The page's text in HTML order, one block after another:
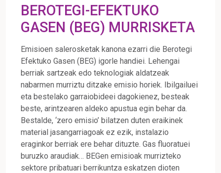
BEROTEGI-EFEKTUKO
GASEN (BEG) MURRISKETA
Emisioen salerosketak kanona ezarri die Berotegi
Efektuko Gasen (BEG) igorle handiei. Lehengai
berriak sartzeak edo teknologiak aldatzeak
nabarmen murriztu ditzake emisio horiek. Ibilgailuei
eta bestelako garraiobideei dagokienez, besteak
beste, arintzearen aldeko apustua egin behar da.
Bestalde, ‘zero emisio’ bilatzen duten eraikinek
material jasangarriagoak ez ezik, instalazio
eraginkor berriak ere behar dituzte. Gas fluoratuei
buruzko araudiak… BEGen emisioak murrizteko
sektore pribatuari berrikuntza eskatzen dioten